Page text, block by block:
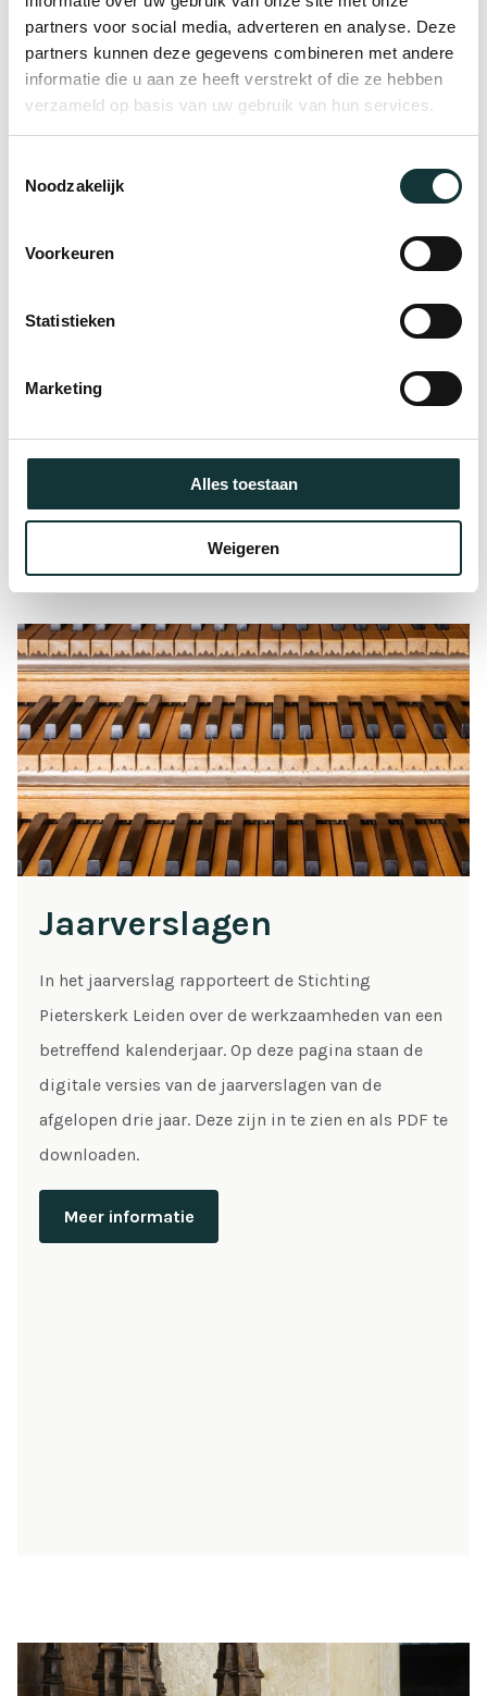
partners voor social media, adverteren en analyse. Deze
partners kunnen deze gegevens combineren met andere
informatie die u aan ze heeft verstrekt of die ze hebben
verzameld op basis van uw gebruik van hun services.
Noodzakelijk
Voorkeuren
Statistieken
Marketing
Alles toestaan
Weigeren
functie. Duurzaamheid speelt daarbij in allerlei
facetten een belangrijke rol.
Jaarverslagen
In het jaarverslag rapporteert de Stichting
Pieterskerk Leiden over de werkzaamheden van een
betreffend kalenderjaar. Op deze pagina staan de
digitale versies van de jaarverslagen van de
afgelopen drie jaar. Deze zijn in te zien en als PDF te
downloaden.
Meer informatie